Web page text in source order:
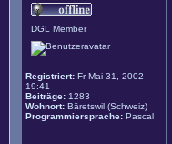
DGL Member
Registriert: Fr Mai 31, 2002
19:41
Beiträge: 1283
Wohnort: Bäretswil (Schweiz)
Programmiersprache: Pascal